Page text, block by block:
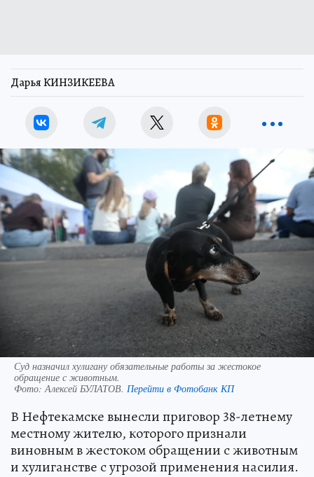
Дарья КИНЗИКЕЕВА
Суд назначил хулигану обязательные работы за жестокое
обращение с животным.
Фото: Алексей БУЛАТОВ. Перейти в Фотобанк КП
В Нефтекамске вынесли приговор 38-летнему
местному жителю, которого признали
виновным в жестоком обращении с животным
и хулиганстве с угрозой применения насилия.